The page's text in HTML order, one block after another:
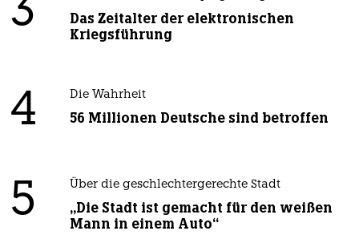
3
Das Zeitalter der elektronischen
Kriegsführung
4 Die Wahrheit
56 Millionen Deutsche sind betroffen
5 Über die geschlechtergerechte Stadt
„Die Stadt ist gemacht für den weißen
Mann in einem Auto“